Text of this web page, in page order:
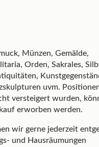
Münzen, Gemälde,
Orden, Sakrales,
uvm.
versteigert wurden,
erworben werden.
wir gerne jederzeit
und Hausräumungen